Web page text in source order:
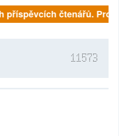
čtenářů.
11573